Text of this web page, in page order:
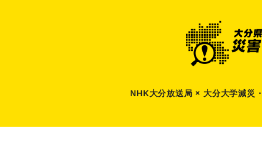
NHK大分放送局 × 大分大学減災 ・